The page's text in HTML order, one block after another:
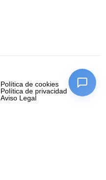
Política de cookies
Política de privacidad
Aviso Legal